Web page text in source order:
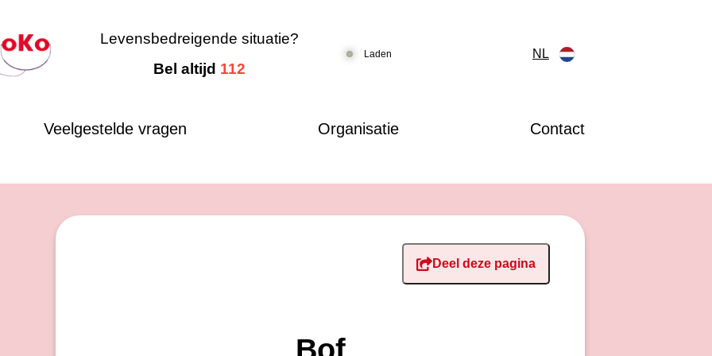
Levensbedreigende situatie?
Bel altijd 112
Laden NL
Veelgestelde vragen Organisatie Contact
Deel deze pagina